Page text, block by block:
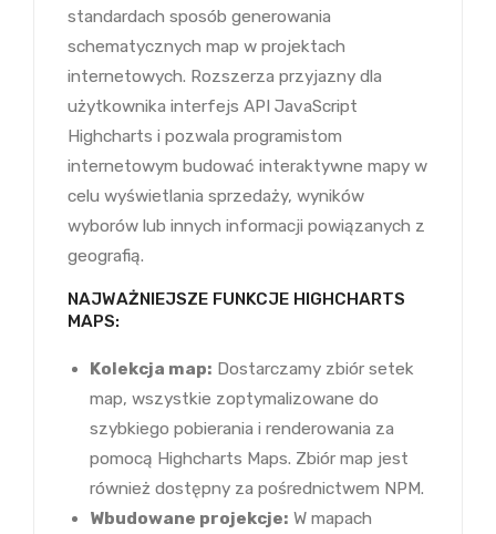
standardach sposób generowania
schematycznych map w projektach
internetowych. Rozszerza przyjazny dla
użytkownika interfejs API JavaScript
Highcharts i pozwala programistom
internetowym budować interaktywne mapy w
celu wyświetlania sprzedaży, wyników
wyborów lub innych informacji powiązanych z
geografią.
NAJWAŻNIEJSZE FUNKCJE HIGHCHARTS
MAPS:
Kolekcja map: Dostarczamy zbiór setek
map, wszystkie zoptymalizowane do
szybkiego pobierania i renderowania za
pomocą Highcharts Maps. Zbiór map jest
również dostępny za pośrednictwem NPM.
Wbudowane projekcje: W mapach